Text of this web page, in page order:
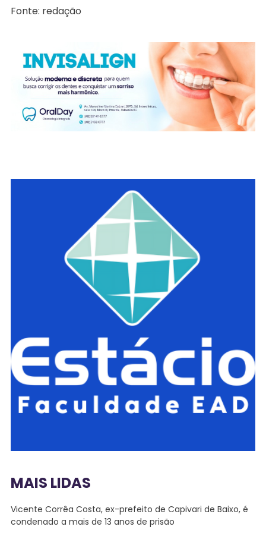
Fonte: redação
MAIS LIDAS
Vicente Corrêa Costa, ex-prefeito de Capivari de Baixo, é
condenado a mais de 13 anos de prisão